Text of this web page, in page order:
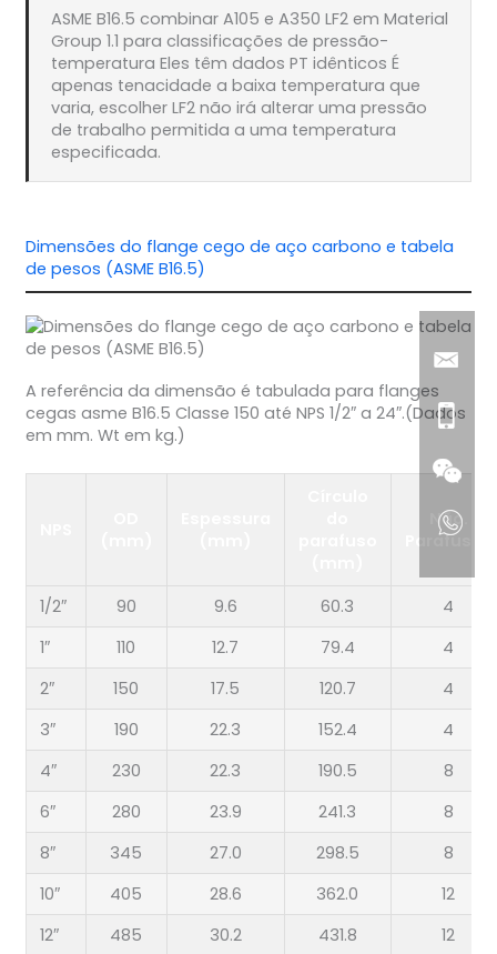
ASME B16.5 combinar A105 e A350 LF2 em Material
Group 1.1 para classificações de pressão-
temperatura Eles têm dados PT idênticos É
apenas tenacidade a baixa temperatura que
varia, escolher LF2 não irá alterar uma pressão
de trabalho permitida a uma temperatura
especificada.
Dimensões do flange cego de aço carbono e tabela
de pesos (ASME B16.5)
A referência da dimensão é tabulada para flanges
cegas asme B16.5 Classe 150 até NPS 1/2″ a 24″.(Dados
em mm. Wt em kg.)
Não.
Parafusos
1/2″ 90 9.6 60.3
4
1″
110 12.7 79.4
4
2″
150 17.5 120.7
4
3″
190 22.3 152.4
4
4″
230 22.3 190.5
8
6″
280 23.9 241.3
8
8″
345 27.0 298.5
8
10″
405 28.6 362.0
12
12″
485 30.2 431.8
12